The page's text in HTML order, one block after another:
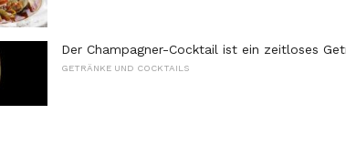
Der Champagner-Cocktail ist ein zeitloses
GETRÄNKE UND COCKTAILS